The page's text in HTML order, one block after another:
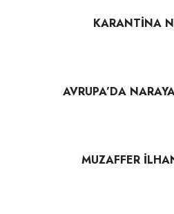
KARANTİNA
AVRUPA’DA
MUZAFFER